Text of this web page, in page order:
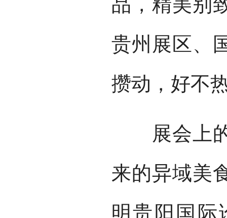
贵州展区、
攒动，好不
展会上的
来的异域美
明贵阳国际